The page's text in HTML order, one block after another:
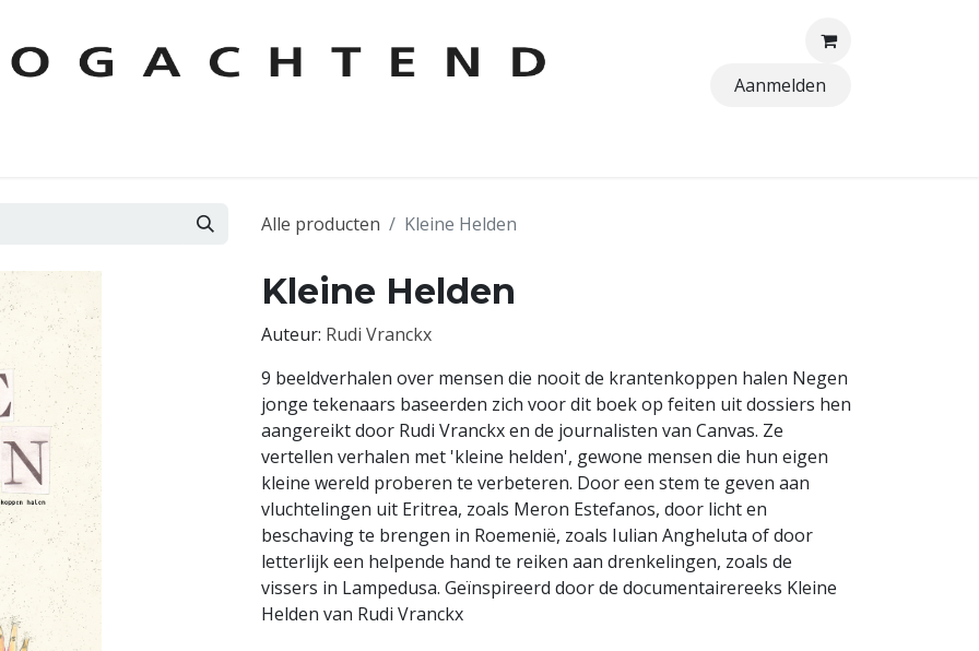
Aanmelden
Alle producten Kleine Helden
Kleine Helden
Auteur: Rudi Vranckx
9 beeldverhalen over mensen die nooit de krantenkoppen halen Negen
jonge tekenaars baseerden zich voor dit boek op feiten uit dossiers hen
aangereikt door Rudi Vranckx en de journalisten van Canvas. Ze
vertellen verhalen met 'kleine helden', gewone mensen die hun eigen
kleine wereld proberen te verbeteren. Door een stem te geven aan
vluchtelingen uit Eritrea, zoals Meron Estefanos, door licht en
beschaving te brengen in Roemenië, zoals Iulian Angheluta of door
letterlijk een helpende hand te reiken aan drenkelingen, zoals de
vissers in Lampedusa. Geïnspireerd door de documentairereeks Kleine
Helden van Rudi Vranckx